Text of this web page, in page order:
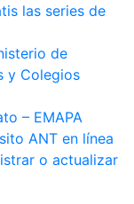
las series de
de
y Colegios
– EMAPA
ANT en línea
o actualizar